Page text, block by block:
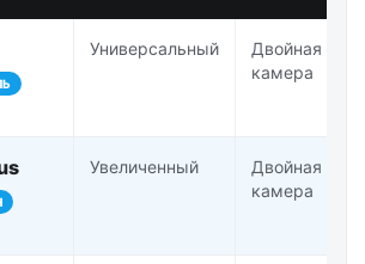
Универсальный
Двойная
камера
Увеличенный
Двойная
камера